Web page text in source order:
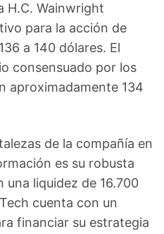
H.C. Wainwright
para la acción de
a 140 dólares. El
consensuado por los
aproximadamente 134
de la compañía en
es su robusta
liquidez de 16.700
cuenta con un
financiar su estrategia